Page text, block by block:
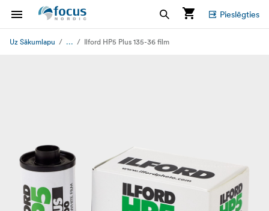
Pieslēgties
Uz Sākumlapu ... Ilford HP5 Plus 135-36 film